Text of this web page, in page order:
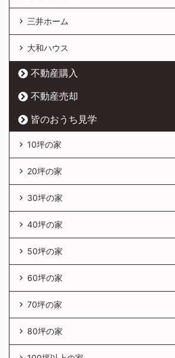
三井ホーム
大和ハウス
不動産購入
不動産売却
皆のおうち見学
10坪の家
20坪の家
30坪の家
40坪の家
50坪の家
60坪の家
70坪の家
80坪の家